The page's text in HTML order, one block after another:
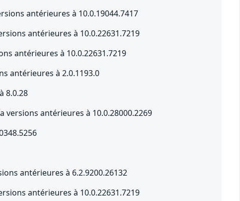
antérieures à 10.0.19044.7417
antérieures à 10.0.22631.7219
antérieures à 10.0.22631.7219
antérieures à 2.0.1193.0
8.0.28
versions antérieures à 10.0.28000.2269
antérieures à 6.2.9200.26132
antérieures à 10.0.22631.7219